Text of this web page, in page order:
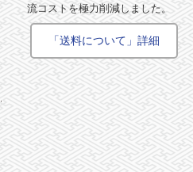
流コストを極力削減しました。
「送料について」詳細